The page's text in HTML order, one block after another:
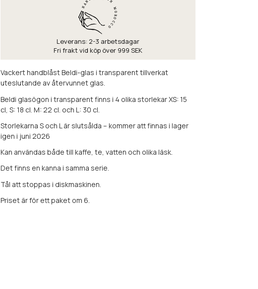
Leverans: 2-3 arbetsdagar
Fri frakt vid köp över 999 SEK
Vackert handblåst Beldi-glas i transparent tillverkat
uteslutande av återvunnet glas.
Beldi glasögon i transparent finns i 4 olika storlekar XS: 15
cl, S: 18 cl. M: 22 cl. och L: 30 cl.
Storlekarna S och L är slutsålda – kommer att finnas i lager
igen i juni 2026
Kan användas både till kaffe, te, vatten och olika läsk.
Det finns en kanna i samma serie.
Tål att stoppas i diskmaskinen.
Priset är för ett paket om 6.